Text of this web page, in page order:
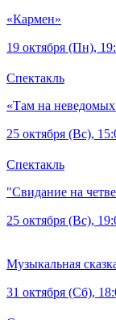
«Кармен»
19 октября (Пн),
Спектакль
«Там на
25 октября (Вс),
Спектакль
"Свидание на
25 октября (Вс),
Музыкальная
31 октября (Сб),